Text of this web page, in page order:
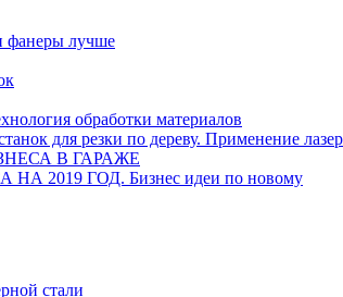
фанеры лучше
обработки материалов
для резки по дереву. Применение
В ГАРАЖЕ
2019 ГОД. Бизнес идеи по новому
стали